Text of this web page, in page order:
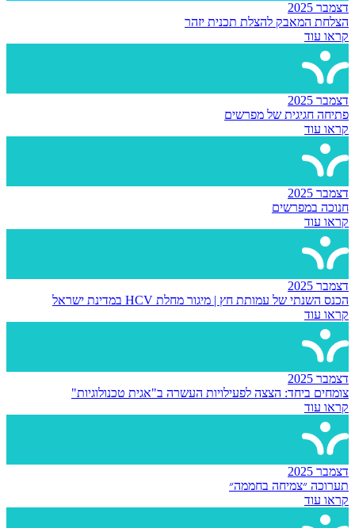
דצמבר 2025
הצלחת המאבק להצלת תכנית יזהר
קראו עוד
דצמבר 2025
פתיחה חגיגית של מפרשים
קראו עוד
דצמבר 2025
חנוכה במפרשים
קראו עוד
דצמבר 2025
הכנס השנתי של עמותת חץ | מיגור מחלת HCV במדינת ישראל
קראו עוד
דצמבר 2025
צומחים ביחד: הצצה לפעילויות העשרה ב"אגית טכנולוגיות"
קראו עוד
דצמבר 2025
תערוכה ״צמיחה בחממה״
קראו עוד